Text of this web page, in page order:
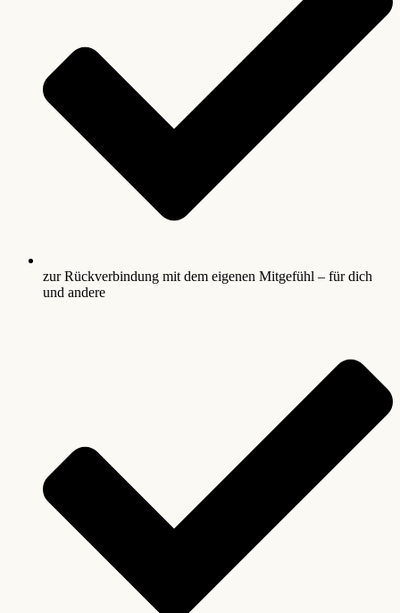
zur Rückverbindung mit dem eigenen Mitgefühl – für dich
und andere